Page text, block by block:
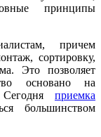
принципы
причем
сортировку,
Это позволяет
основано на
приемка
большинством